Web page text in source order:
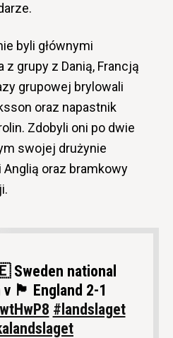
byli głównymi
grupy z Danią, Francją
grupowej brylowali
oraz napastnik
Zdobyli oni po dwie
swojej drużynie
oraz bramkowy
Sweden national
🏴󠁧󠁢󠁥󠁮󠁧󠁿 England 2-1
#landslaget